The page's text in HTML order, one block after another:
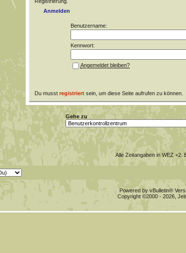
Anmelden
Benutzername:
Kennwort:
Angemeldet bleiben?
Du musst registriertsein, um diese Seite aufrufen zu können.
Gehe zu
Alle Zeitangaben in WEZ +2.
Powered by vBulletin®
Copyright ©2000 - 2026,